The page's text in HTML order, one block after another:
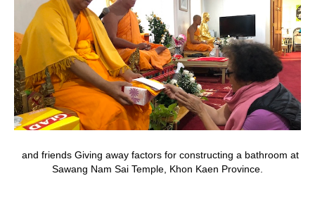
and friends Giving away factors for constructing a bathroom at
Sawang Nam Sai Temple, Khon Kaen Province.